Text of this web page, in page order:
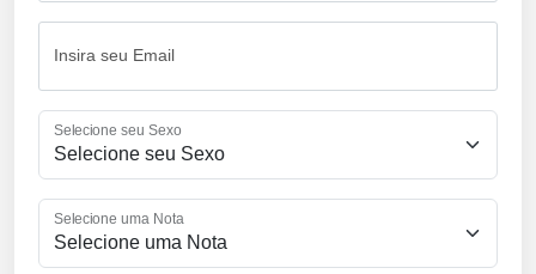
Insira seu Email
Selecione seu Sexo
Selecione uma Nota